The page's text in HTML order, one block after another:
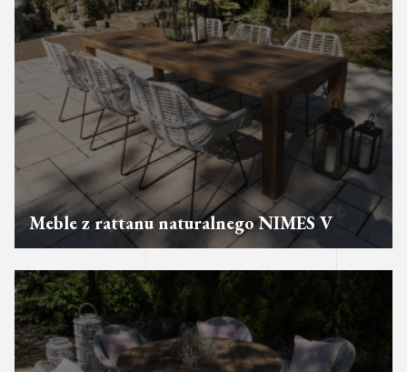
Meble z rattanu naturalnego NIMES V